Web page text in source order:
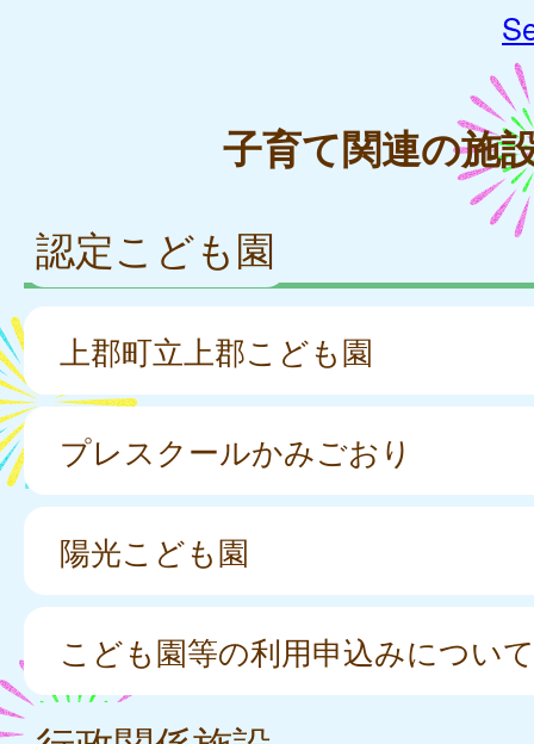
子育て関連の施
認定こども園
上郡町立上郡こども園
プレスクールかみごおり
陽光こども園
こども園等の利用申込みについて